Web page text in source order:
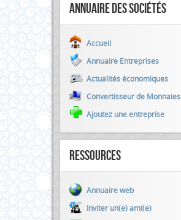
Annuaire des sociétés
Accueil
Annuaire Entreprises
Actualités économiques
Convertisseur de Monnaies
Ajoutez une entreprise
Ressources
Annuaire web
Inviter un(e) ami(e)